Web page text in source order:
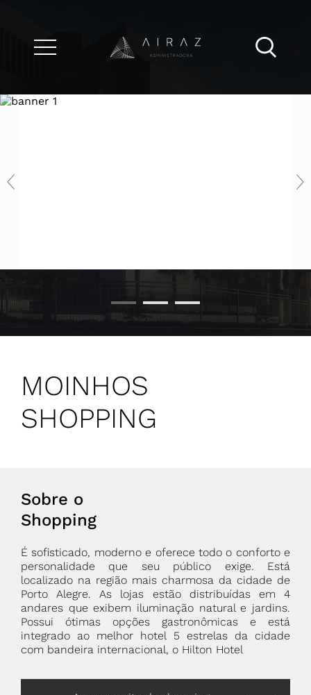
MOINHOS
SHOPPING
Sobre o
Shopping
É sofisticado, moderno e oferece todo o conforto e
personalidade que seu público exige. Está
localizado na região mais charmosa da cidade de
Porto Alegre. As lojas estão distribuídas em 4
andares que exibem iluminação natural e jardins.
Possui ótimas opções gastronômicas e está
integrado ao melhor hotel 5 estrelas da cidade
com bandeira internacional, o Hilton Hotel